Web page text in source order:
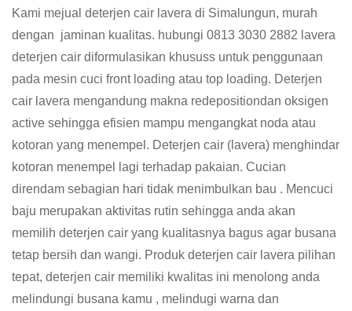
Kami mejual deterjen cair lavera di Simalungun, murah
dengan jaminan kualitas. hubungi 0813 3030 2882 lavera
deterjen cair diformulasikan khususs untuk penggunaan
pada mesin cuci front loading atau top loading. Deterjen
cair lavera mengandung makna redepositiondan oksigen
active sehingga efisien mampu mengangkat noda atau
kotoran yang menempel. Deterjen cair (lavera) menghindar
kotoran menempel lagi terhadap pakaian. Cucian
direndam sebagian hari tidak menimbulkan bau . Mencuci
baju merupakan aktivitas rutin sehingga anda akan
memilih deterjen cair yang kualitasnya bagus agar busana
tetap bersih dan wangi. Produk deterjen cair lavera pilihan
tepat, deterjen cair memiliki kwalitas ini menolong anda
melindungi busana kamu , melindugi warna dan